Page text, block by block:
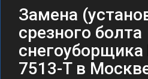
Замена
срезного болта
снегоуборщика
7513-T в